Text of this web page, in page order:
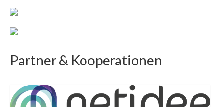
Partner & Kooperationen